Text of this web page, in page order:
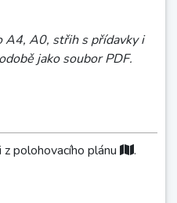
A4, A0, střih s přídavky i
jako soubor PDF.
polohovacího plánu
.